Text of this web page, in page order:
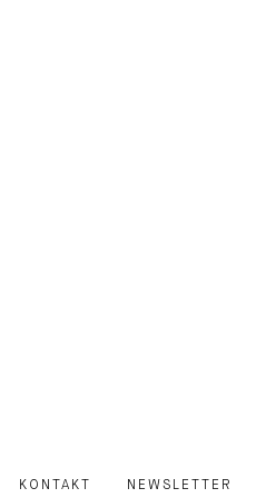
KONTAKT NEWSLETTER